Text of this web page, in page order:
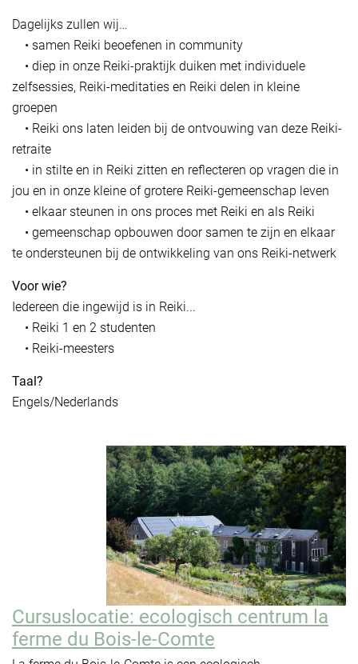
Dagelijks zullen wij…
• samen Reiki beoefenen in community
• diep in onze Reiki-praktijk duiken met individuele
zelfsessies, Reiki-meditaties en Reiki delen in kleine
groepen
• Reiki ons laten leiden bij de ontvouwing van deze Reiki-
retraite
• in stilte en in Reiki zitten en reflecteren op vragen die in
jou en in onze kleine of grotere Reiki-gemeenschap leven
• elkaar steunen in ons proces met Reiki en als Reiki
• gemeenschap opbouwen door samen te zijn en elkaar
te ondersteunen bij de ontwikkeling van ons Reiki-netwerk
Voor wie?
Iedereen die ingewijd is in Reiki...
• Reiki 1 en 2 studenten
• Reiki-meesters
Taal?
Engels/Nederlands
Cursuslocatie: ecologisch centrum la
ferme du Bois-le-Comte